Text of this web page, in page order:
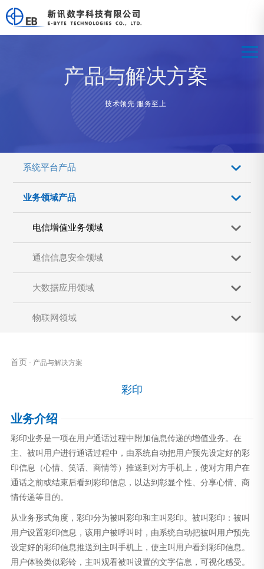
产品与解决方案
技术领先 服务至上
系统平台产品
业务领域产品
电信增值业务领域
通信信息安全领域
大数据应用领域
物联网领域
首页 - 产品与解决方案
彩印
业务介绍
彩印业务是一项在用户通话过程中附加信息传递的增值业务。在
主、被叫用户进行通话过程中，由系统自动把用户预先设定好的彩
印信息（心情、笑话、商情等）推送到对方手机上，使对方用户在
通话之前或结束后看到彩印信息，以达到彰显个性、分享心情、商
情传递等目的。
从业务形式角度，彩印分为被叫彩印和主叫彩印。被叫彩印：被叫
用户设置彩印信息，该用户被呼叫时，由系统自动把被叫用户预先
设定好的彩印信息推送到主叫手机上，使主叫用户看到彩印信息。
用户体验类似彩铃，主叫观看被叫设置的文字信息，可视化感受。